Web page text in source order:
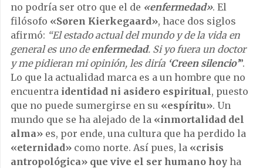
no podría ser otro que el de «enfermedad». El
filósofo «Søren Kierkegaard», hace dos siglos
afirmó: “El estado actual del mundo y de la vida en
general es uno deenfermedad. Si yo fuera un doctor
y me pidieran mi opinión, les diría ‘Creen silencio’”.
Lo que la actualidad marca es a un hombre que no
encuentra identidad ni asidero espiritual, puesto
que no puede sumergirse en su «espíritu». Un
mundo que se ha alejado de la «inmortalidad del
alma» es, por ende, una cultura que ha perdido la
«eternidad» como norte. Así pues, la «crisis
antropológica» que vive el ser humano hoy ha